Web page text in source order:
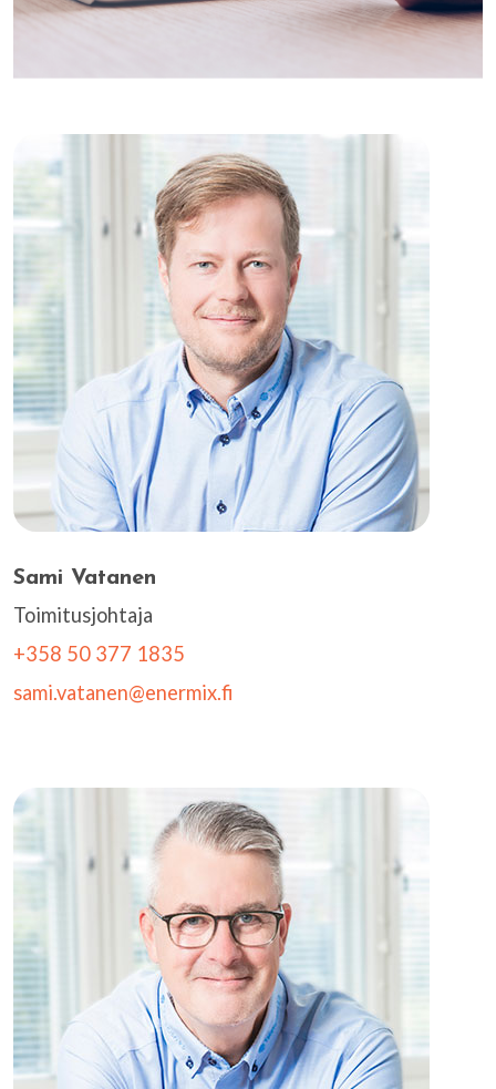
Sami Vatanen
Toimitusjohtaja
+358 50 377 1835
sami.vatanen@enermix.fi